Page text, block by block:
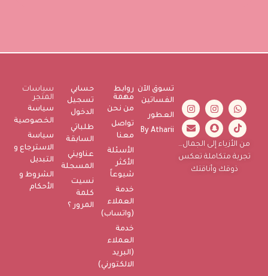
من الأزياء إلى الجمال…
تجربة متكاملة تعكس
ذوقك وأناقتك
تسوق الآن
الفساتين
العطور
By Atharii
روابط
مهمة
من نحن
تواصل
معنا
الأسئلة
الأكثر
شيوعاً
خدمة
العملاء
(واتساب)
خدمة
العملاء
(البريد
الالكتورني)
حسابي
تسجيل
الدخول
طلباتي
السابقة
عناويني
المسجلة
نسيت
كلمة
المرور ؟
سياسات
المتجر
سياسة
الخصوصية
سياسة
الاسترجاع و
التبديل
الشروط و
الأحكام